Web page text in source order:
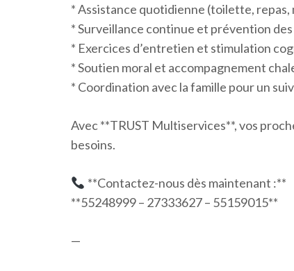
* Assistance quotidienne (toilette, repas,
* Surveillance continue et prévention
* Exercices d’entretien et stimulation
* Soutien moral et accompagnement
* Coordination avec la famille pour un
Avec **TRUST Multiservices**, vos
besoins.
**Contactez-nous dès maintenant :**
**55248999 – 27333627 – 55159015**
—